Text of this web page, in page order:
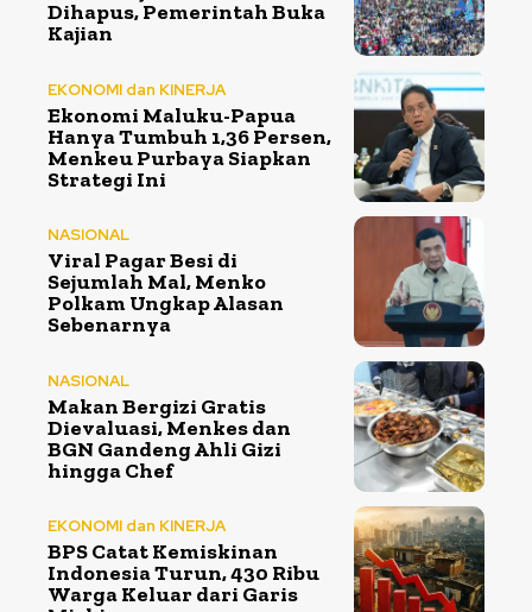
Dihapus, Pemerintah Buka
Kajian
EKONOMI dan KINERJA
Ekonomi Maluku-Papua
Hanya Tumbuh 1,36 Persen,
Menkeu Purbaya Siapkan
Strategi Ini
NASIONAL
Viral Pagar Besi di
Sejumlah Mal, Menko
Polkam Ungkap Alasan
Sebenarnya
NASIONAL
Makan Bergizi Gratis
Dievaluasi, Menkes dan
BGN Gandeng Ahli Gizi
hingga Chef
EKONOMI dan KINERJA
BPS Catat Kemiskinan
Indonesia Turun, 430 Ribu
Warga Keluar dari Garis